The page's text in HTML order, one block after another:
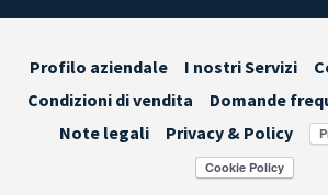
Profilo aziendale I nostri Servizi
Condizioni di vendita
Domande
Note legali
Privacy & Policy